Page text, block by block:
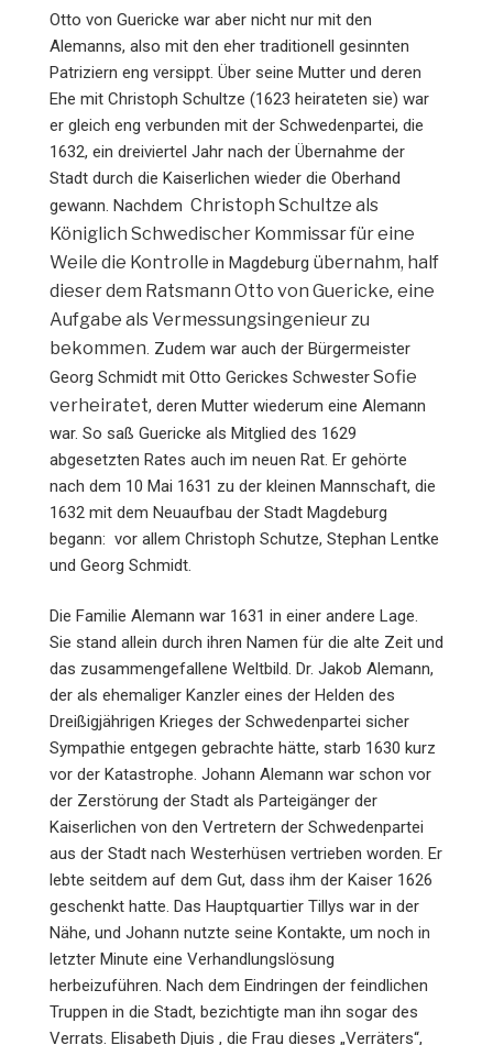
Otto von Guericke war aber nicht nur mit den
Alemanns, also mit den eher traditionell gesinnten
Patriziern eng versippt. Über seine Mutter und deren
Ehe mit Christoph Schultze (1623 heirateten sie) war
er gleich eng verbunden mit der Schwedenpartei, die
1632, ein dreiviertel Jahr nach der Übernahme der
Stadt durch die Kaiserlichen wieder die Oberhand
gewann. Nachdem Christoph Schultze als
Königlich Schwedischer Kommissar für eine
Weile die Kontrolle in Magdeburg übernahm, half
dieser dem Ratsmann Otto von Guericke, eine
Aufgabe als Vermessungsingenieur zu
bekommen. Zudem war auch der Bürgermeister
Georg Schmidt mit Otto Gerickes SchwesterSofie
verheiratet, deren Mutter wiederum eine Alemann
war. So saß Guericke als Mitglied des 1629
abgesetzten Rates auch im neuen Rat. Er gehörte
nach dem 10 Mai 1631 zu der kleinen Mannschaft, die
1632 mit dem Neuaufbau der Stadt Magdeburg
begann: vor allem Christoph Schutze, Stephan Lentke
und Georg Schmidt.
Die Familie Alemann war 1631 in einer andere Lage.
Sie stand allein durch ihren Namen für die alte Zeit und
das zusammengefallene Weltbild. Dr. Jakob Alemann,
der als ehemaliger Kanzler eines der Helden des
Dreißigjährigen Krieges der Schwedenpartei sicher
Sympathie entgegen gebrachte hätte, starb 1630 kurz
vor der Katastrophe. Johann Alemann war schon vor
der Zerstörung der Stadt als Parteigänger der
Kaiserlichen von den Vertretern der Schwedenpartei
aus der Stadt nach Westerhüsen vertrieben worden. Er
lebte seitdem auf dem Gut, dass ihm der Kaiser 1626
geschenkt hatte. Das Hauptquartier Tillys war in der
Nähe, und Johann nutzte seine Kontakte, um noch in
letzter Minute eine Verhandlungslösung
herbeizuführen. Nach dem Eindringen der feindlichen
Truppen in die Stadt, bezichtigte man ihn sogar des
Verrats. Elisabeth Djuis , die Frau dieses „Verräters“,